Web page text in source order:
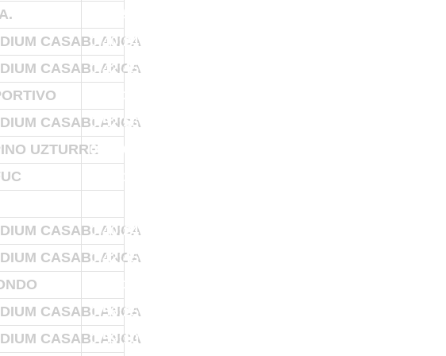
1:22:50
CASABLANCA
0:40:24
CASABLANCA
0:42:45
0:43:37
CASABLANCA
0:52:56
UZTURRE0:53:03
0:54:19
CASABLANCA
0:40:24
CASABLANCA
0:42:45
0:45:33
CASABLANCA
0:56:25
CASABLANCA
0:59:10